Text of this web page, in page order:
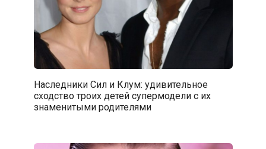
Наследники Сил и Клум: удивительное
сходство троих детей супермодели с их
знаменитыми родителями